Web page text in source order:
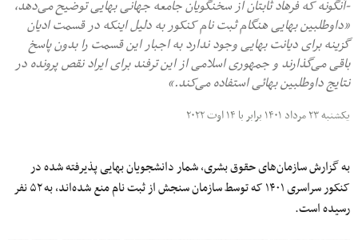
-آنگونه که فرهاد ثابتان از سخنگویان جامعه جهانی بهایی توضیح می‌‌دهد،
«داوطلبین بهایی هنگام ثبت‌ نام کنکور به دلیل اینکه در قسمت ادیان
گزینه برای دیانت بهایی وجود ندارد به اجبار این قسمت را بدون پاسخ
باقی می‌گذارند و جمهوری اسلامی از این ترفند برای ایراد نقص پرونده در
نتایج داوطلبین بهائی استفاده می‌کند.»
یکشنبه ۲۳ مرداد ۱۴۰۱ برابر با ۱۴ اوت ۲۰۲۲
به گزارش سازمان‌های حقوق بشری، شمار دانشجویان بهایی پذیرفته شده در
کنکور سراسری ۱۴۰۱ که توسط سازمان سنجش از ثبت‌ نام منع شده‌اند، به ۵۲ نفر
رسیده است.